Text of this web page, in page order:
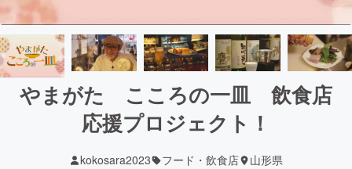
やまがた こころの一皿 飲食店
応援プロジェクト！
kokosara2023 フード・飲食店 山形県